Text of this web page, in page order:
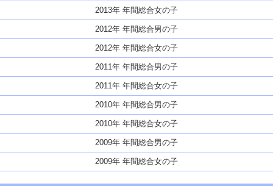
2013年 年間総合女の子
2012年 年間総合男の子
2012年 年間総合女の子
2011年 年間総合男の子
2011年 年間総合女の子
2010年 年間総合男の子
2010年 年間総合女の子
2009年 年間総合男の子
2009年 年間総合女の子